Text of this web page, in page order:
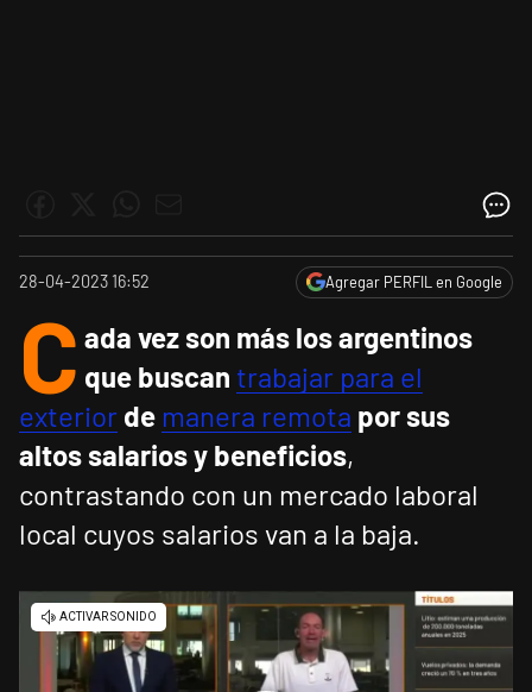
28-04-2023 16:52 Agregar PERFIL en Google
C ada vez son más los argentinos
que buscan trabajar para el
exterior de manera remota por sus
altos salarios y beneficios,
contrastando con un mercado laboral
local cuyos salarios van a la baja.